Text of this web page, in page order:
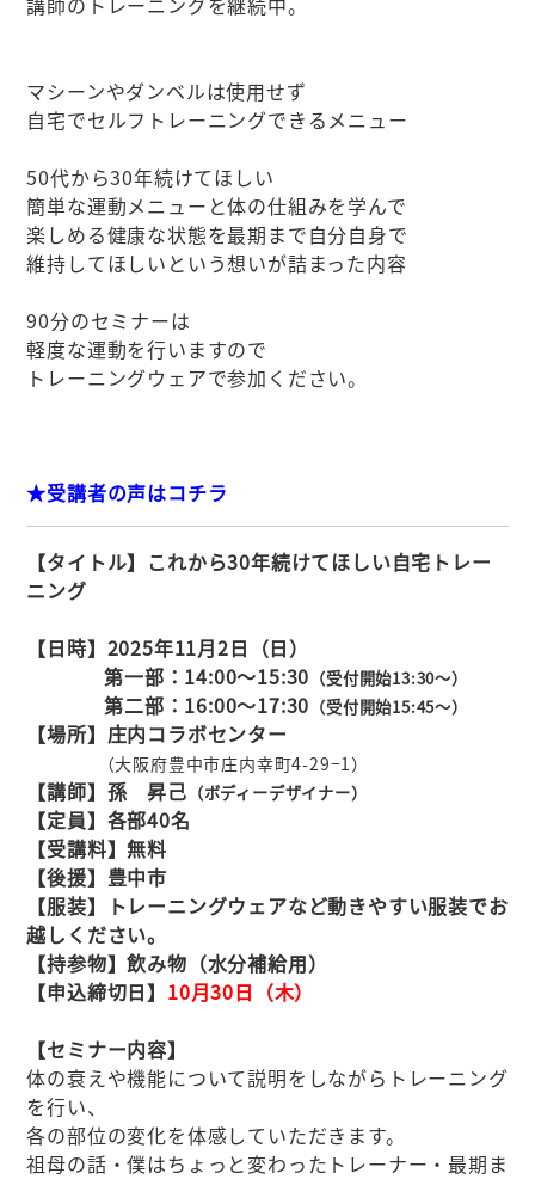
マシーンやダンベルは使用せず
自宅でセルフトレーニングできるメニュー
50代から30年続けてほしい
簡単な運動メニューと体の仕組みを学んで
楽しめる健康な状態を最期まで自分自身で
維持してほしいという想いが詰まった内容
90分のセミナーは
軽度な運動を行いますので
トレーニングウェアで参加ください。
★受講者の声はコチラ
【タイトル】これから30年続けてほしい自宅トレー
ニング
【日時】2025年11月2日（日）
第一部：14:00～15:30 （受付開始13:30～）
第二部：16:00～17:30 （受付開始15:45～）
【場所】庄内コラボセンター
（大阪府豊中市庄内幸町4-29−1）
【講師】孫 昇己 （ボディーデザイナー）
【定員】各部40名
【受講料】無料
【後援】豊中市
【服装】トレーニングウェアなど動きやすい服装でお
越しください。
【持参物】飲み物（水分補給用）
【申込締切日】 10月30日（木）
【セミナー内容】
体の衰えや機能について説明をしながらトレーニング
を行い、
各の部位の変化を体感していただきます。
祖母の話・僕はちょっと変わったトレーナー・最期ま